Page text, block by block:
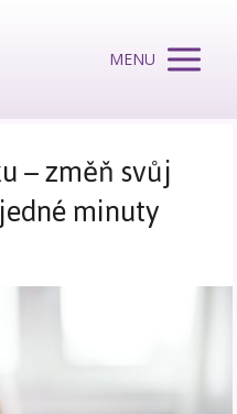
MENU
– změň svůj
minuty